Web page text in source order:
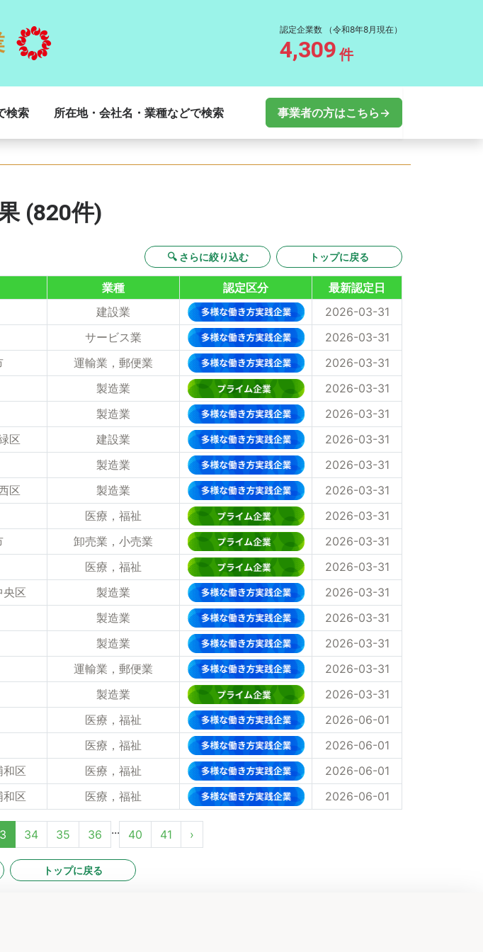
認定企業数 （令和8年8月現在）
4,309 件
検索 所在地・会社名・業種などで検索 事業者の方はこちら→
(820件)
🔍 さらに絞り込む トップに戻る
業種 認定区分
最新認定日
建設業
2026-03-31
サービス業
2026-03-31
運輸業，郵便業
2026-03-31
製造業
2026-03-31
製造業
2026-03-31
区 建設業
2026-03-31
製造業
2026-03-31
区 製造業
2026-03-31
医療，福祉
2026-03-31
卸売業，小売業
2026-03-31
医療，福祉
2026-03-31
央区 製造業
2026-03-31
製造業
2026-03-31
製造業
2026-03-31
運輸業，郵便業
2026-03-31
製造業
2026-03-31
医療，福祉
2026-06-01
医療，福祉
2026-06-01
和区 医療，福祉
2026-06-01
和区 医療，福祉 2026-06-01
34 35 36 ... 40 41 ›
トップに戻る